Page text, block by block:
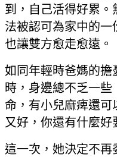
到，自己活得好累
法被認可為家中的一
也讓雙方愈走愈遠。
如同年輕時爸媽的擔
時，身邊總不乏一
命，有小兒麻痺還
又好，你還有什麼好
這一次，她決定不再